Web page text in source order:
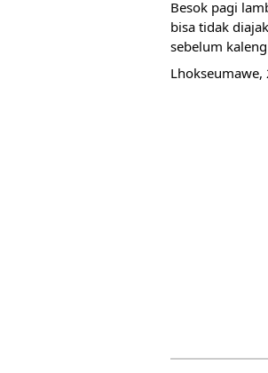
Besok pagi
bisa tidak
sebelum
Lhokseumawe,